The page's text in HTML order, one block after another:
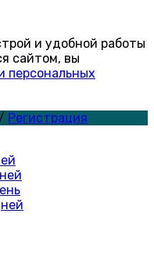
и удобной работы
сайтом, вы
персональных
/ Регистрация